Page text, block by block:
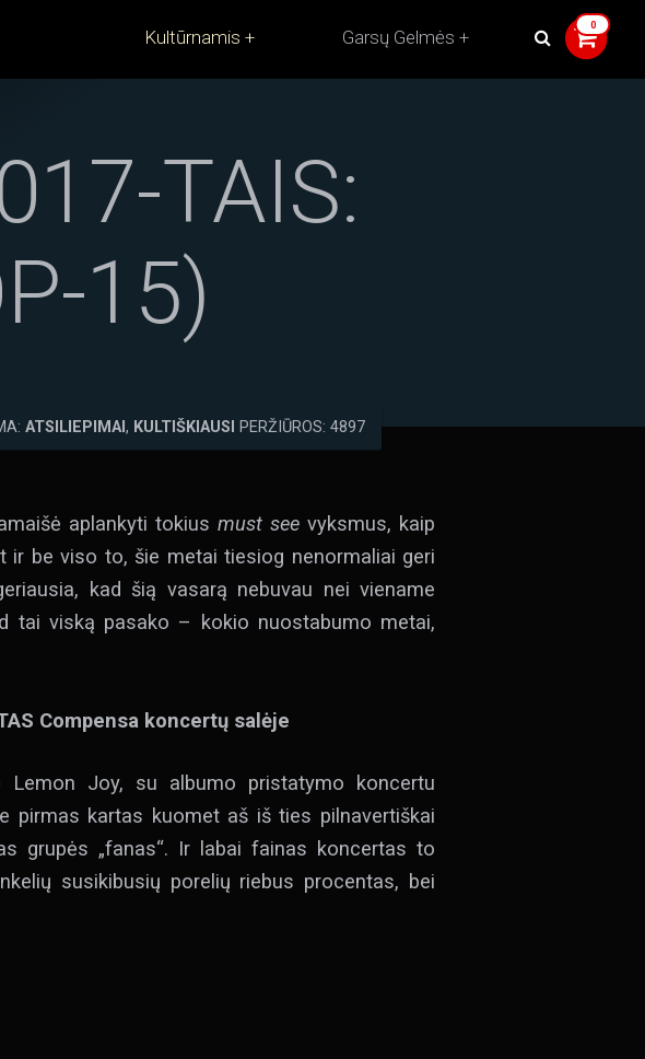
Kultūrnamis Garsų Gelmės
TAIS:
15)
ATSILIEPIMAI, KULTIŠKIAUSI PERŽIŪROS: 4897
aplankyti tokiusmust see vyksmus, kaip
ir be viso to, šie metai tiesiog nenormaliai geri
kad šią vasarą nebuvau nei viename
tai viską pasako – kokio nuostabumo metai,
Compensa koncertų salėje
Lemon Joy, su albumo pristatymo koncertu
pirmas kartas kuomet aš iš ties pilnavertiškai
grupės „fanas“. Ir labai fainas koncertas to
susikibusių porelių riebus procentas, bei